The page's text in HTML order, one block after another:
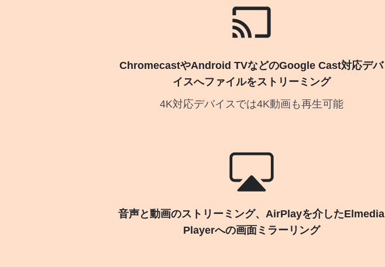
ChromecastやAndroid TVなどのGoogle Cast対応デバ
イスへファイルをストリーミング
4K対応デバイスでは4K動画も再生可能
音声と動画のストリーミング、AirPlayを介したElmedia
Playerへの画面ミラーリング